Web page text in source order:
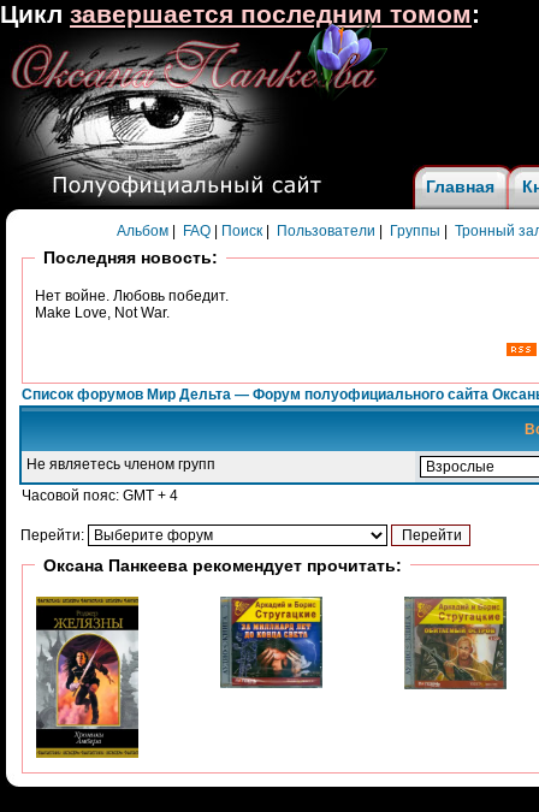
Главная
Альбом FAQ Поиск Пользователи Группы Тронный
Последняя новость:
Нет войне. Любовь победит.
Make Love, Not War.
Список форумов Мир Дельта — Форум полуофициального сайта
Не являетесь членом групп
Часовой пояс: GMT + 4
Перейти:
Оксана Панкеева рекомендует прочитать:
Цикл завершается последним томом: